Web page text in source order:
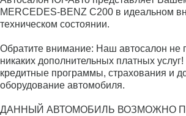
MERCEDES-BENZ C200 в идеальном
техническом состоянии.
Обратите внимание: Наш автосалон не
никаких дополнительных платных
кредитные программы, страхования и
оборудование автомобиля.
ДАННЫЙ АВТОМОБИЛЬ ВОЗМОЖНО